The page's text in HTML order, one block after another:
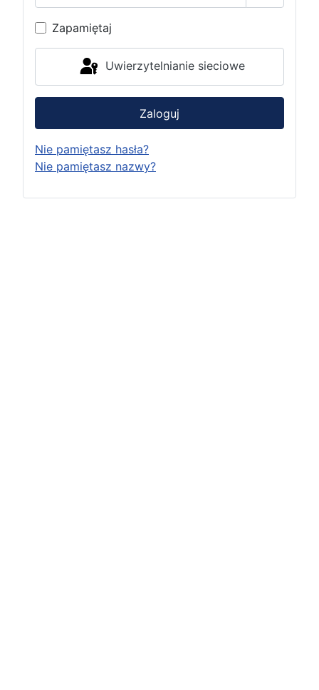
Pokaż
Zapamiętaj
Uwierzytelnianie sieciowe
Zaloguj
Nie pamiętasz hasła?
Nie pamiętasz nazwy?